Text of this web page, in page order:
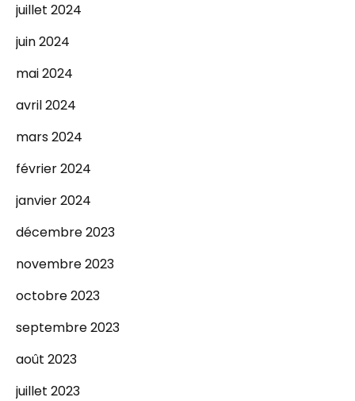
juillet 2024
juin 2024
mai 2024
avril 2024
mars 2024
février 2024
janvier 2024
décembre 2023
novembre 2023
octobre 2023
septembre 2023
août 2023
juillet 2023